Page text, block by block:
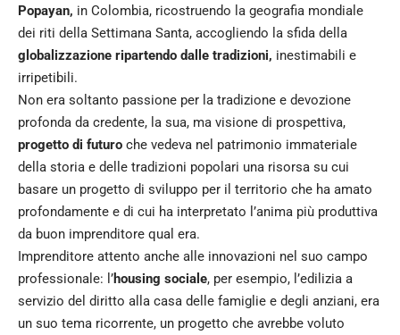
Popayan, in Colombia, ricostruendo la geografia mondiale
dei riti della Settimana Santa, accogliendo la sfida della
globalizzazione ripartendo dalle tradizioni, inestimabili e
irripetibili.
Non era soltanto passione per la tradizione e devozione
profonda da credente, la sua, ma visione di prospettiva,
progetto di futuro che vedeva nel patrimonio immateriale
della storia e delle tradizioni popolari una risorsa su cui
basare un progetto di sviluppo per il territorio che ha amato
profondamente e di cui ha interpretato l’anima più produttiva
da buon imprenditore qual era.
Imprenditore attento anche alle innovazioni nel suo campo
professionale: l’housing sociale, per esempio, l’edilizia a
servizio del diritto alla casa delle famiglie e degli anziani, era
un suo tema ricorrente, un progetto che avrebbe voluto